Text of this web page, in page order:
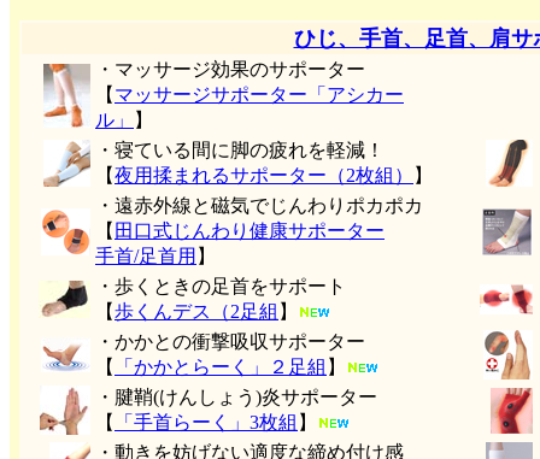
ひじ、手首、足首、肩サ
・マッサージ効果のサポーター
【 マッサージサポーター「アシカー
ル」
】
・寝ている間に脚の疲れを軽減！
【夜用揉まれるサポーター（2枚組） 】
・遠赤外線と磁気でじんわりポカポカ
【 田口式じんわり健康サポーター
手首/足首用 】
・歩くときの足首をサポート
【歩くんデス（2足組 】
・かかとの衝撃吸収サポーター
【
「かかとらーく」２足組 】
・腱鞘(けんしょう)炎サポーター
【
「手首らーく」3枚組 】
・動きを妨げない適度な締め付け感